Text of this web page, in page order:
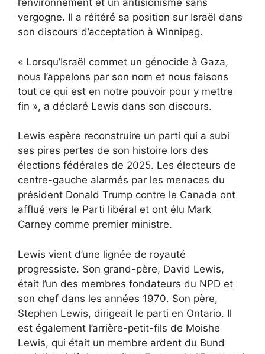
l’environnement et un antisionisme sans
vergogne. Il a réitéré sa position sur Israël dans
son discours d’acceptation à Winnipeg.
« Lorsqu’Israël commet un génocide à Gaza,
nous l’appelons par son nom et nous faisons
tout ce qui est en notre pouvoir pour y mettre
fin », a déclaré Lewis dans son discours.
Lewis espère reconstruire un parti qui a subi
ses pires pertes de son histoire lors des
élections fédérales de 2025. Les électeurs de
centre-gauche alarmés par les menaces du
président Donald Trump contre le Canada ont
afflué vers le Parti libéral et ont élu Mark
Carney comme premier ministre.
Lewis vient d’une lignée de royauté
progressiste. Son grand-père, David Lewis,
était l’un des membres fondateurs du NPD et
son chef dans les années 1970. Son père,
Stephen Lewis, dirigeait le parti en Ontario. Il
est également l’arrière-petit-fils de Moishe
Lewis, qui était un membre ardent du Bund